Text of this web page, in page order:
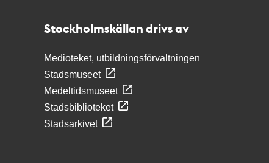
Stockholmskällan drivs av
Medioteket, utbildningsförvaltningen
Stadsmuseet
Medeltidsmuseet
Stadsbiblioteket
Stadsarkivet